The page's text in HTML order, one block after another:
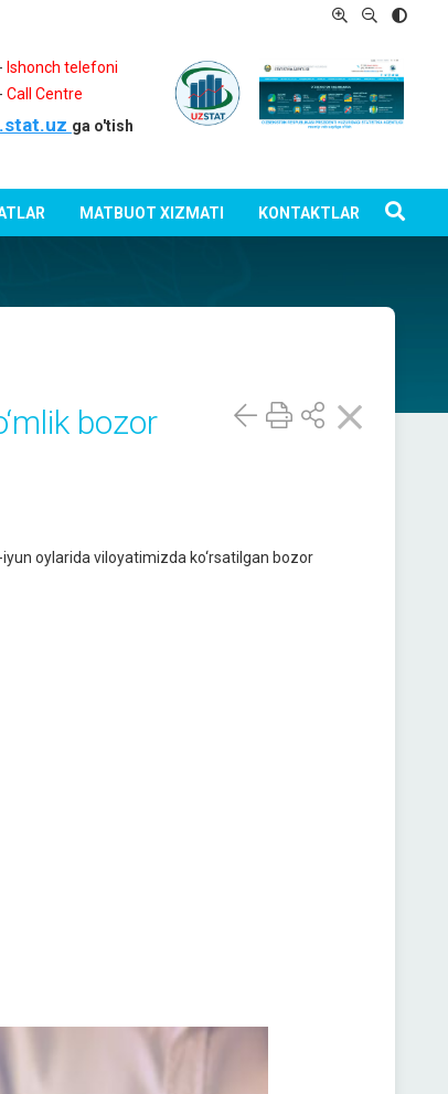
- Ishonch telefoni
-Call Centre
ga o'tish
MATBUOT XIZMATI KONTAKTLAR
bozor
oylarida viloyatimizda ko‘rsatilgan bozor